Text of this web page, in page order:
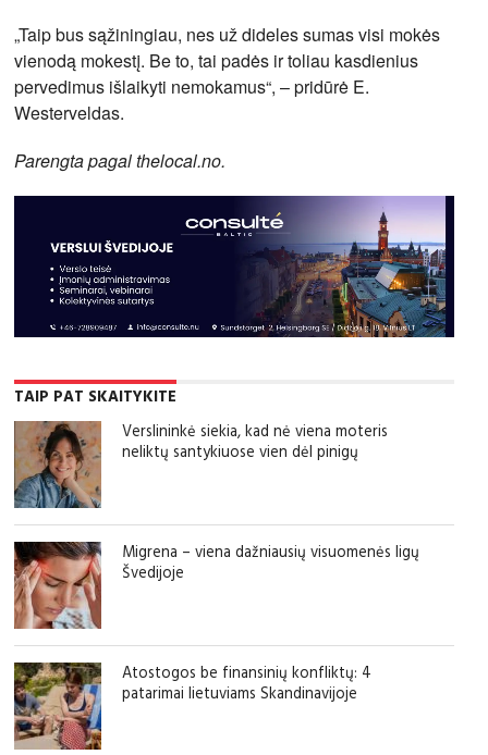
„Taip bus sąžiningiau, nes už dideles sumas visi mokės
vienodą mokestį. Be to, tai padės ir toliau kasdienius
pervedimus išlaikyti nemokamus“, – pridūrė E.
Westerveldas.
Parengta pagal thelocal.no.
TAIP PAT SKAITYKITE
Verslininkė siekia, kad nė viena moteris
neliktų santykiuose vien dėl pinigų
Migrena – viena dažniausių visuomenės ligų
Švedijoje
Atostogos be finansinių konfliktų: 4
patarimai lietuviams Skandinavijoje